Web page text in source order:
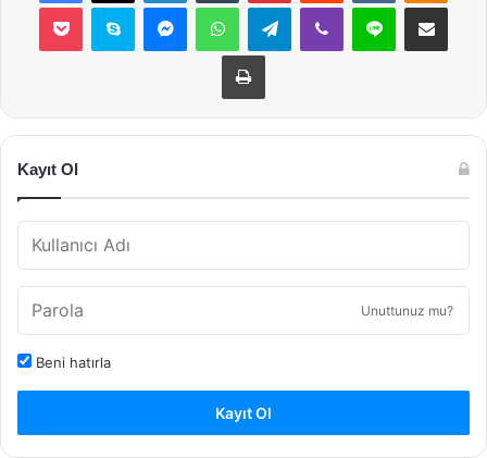
Pocket Skype MessengerWhatsAppTelegramViber Line E-Posta ile
Yazdır
Kayıt Ol
Unuttunuz mu?
Beni hatırla
Kayıt Ol